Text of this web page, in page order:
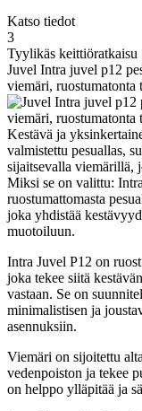
Katso tiedot
3
Tyylikäs keittiöratkaisu
Juvel Intra juvel p12
viemäri, ruostumatonta
Kestävä ja
valmistettu pesuallas,
sijaitsevalla viemärillä,
Miksi se on valittu:
ruostumattomasta
joka yhdistää
muotoiluun.
Intra Juvel P12 on
joka tekee siitä
vastaan. Se on
minimalistisen ja
asennuksiin.
Viemäri on sijoitettu
vedenpoiston ja tekee
on helppo ylläpitää ja